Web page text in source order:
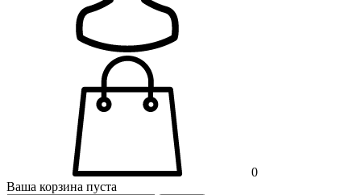
0
Ваша корзина пуста